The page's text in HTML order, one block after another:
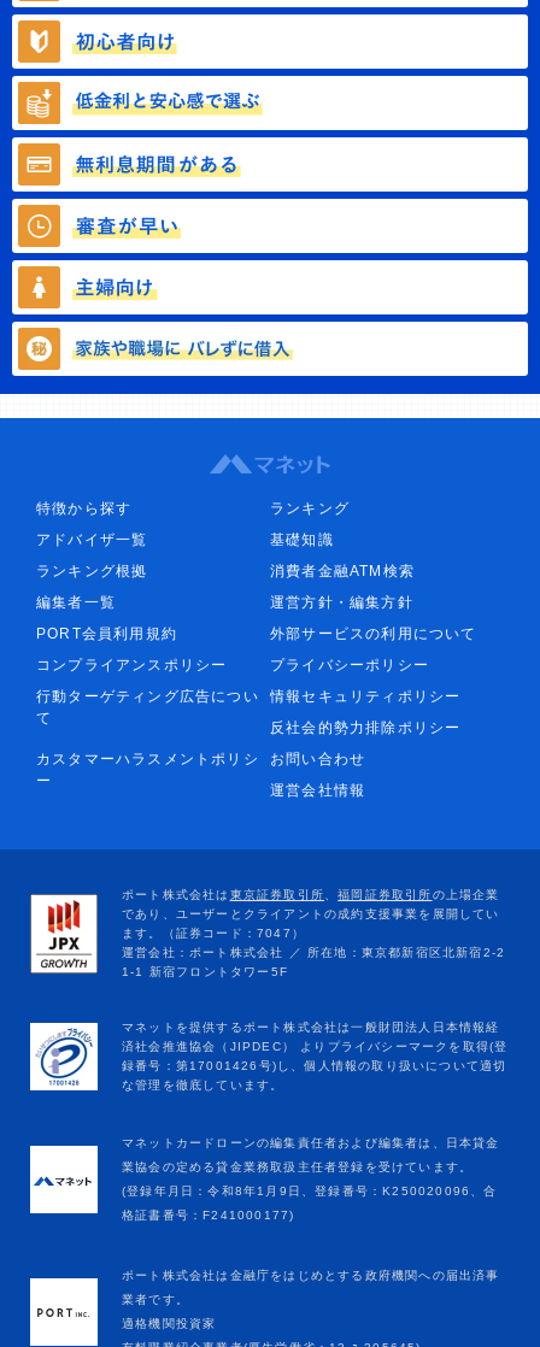
特徴から探す
ランキング
アドバイザ一覧
基礎知識
ランキング根拠
消費者金融ATM検索
編集者一覧
運営方針・編集方針
PORT会員利用規約
外部サービスの利用について
コンプライアンスポリシー
プライバシーポリシー
行動ターゲティング広告につい
て
情報セキュリティポリシー
反社会的勢力排除ポリシー
カスタマーハラスメントポリシ
ー
お問い合わせ
運営会社情報
マネットカードローンの編集責任者および編集者は、日本貸金
業協会の定める貸金業務取扱主任者登録を受けています。
(登録年月日：令和8年1月9日、登録番号：K250020096、合
格証書番号：F241000177)
ポート株式会社は金融庁をはじめとする政府機関への届出済事
業者です。
適格機関投資家